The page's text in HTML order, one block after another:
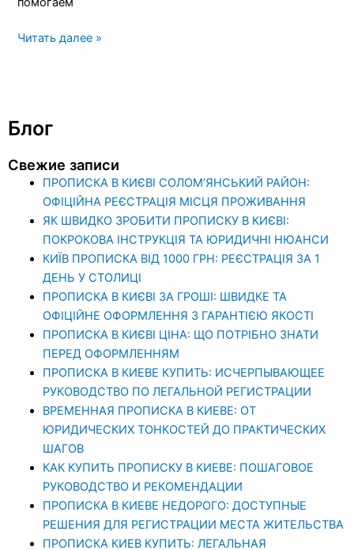
Читать далее »
Блог
Свежие записи
ПРОПИСКА В КИЄВІ СОЛОМ’ЯНСЬКИЙ РАЙОН:
ОФІЦІЙНА РЕЄСТРАЦІЯ МІСЦЯ ПРОЖИВАННЯ
ЯК ШВИДКО ЗРОБИТИ ПРОПИСКУ В КИЄВІ:
ПОКРОКОВА ІНСТРУКЦІЯ ТА ЮРИДИЧНІ НЮАНСИ
КИЇВ ПРОПИСКА ВІД 1000 ГРН: РЕЄСТРАЦІЯ ЗА 1
ДЕНЬ У СТОЛИЦІ
ПРОПИСКА В КИЄВІ ЗА ГРОШІ: ШВИДКЕ ТА
ОФІЦІЙНЕ ОФОРМЛЕННЯ З ГАРАНТІЄЮ ЯКОСТІ
ПРОПИСКА В КИЄВІ ЦІНА: ЩО ПОТРІБНО ЗНАТИ
ПЕРЕД ОФОРМЛЕННЯМ
ПРОПИСКА В КИЕВЕ КУПИТЬ: ИСЧЕРПЫВАЮЩЕЕ
РУКОВОДСТВО ПО ЛЕГАЛЬНОЙ РЕГИСТРАЦИИ
ВРЕМЕННАЯ ПРОПИСКА В КИЕВЕ: ОТ
ЮРИДИЧЕСКИХ ТОНКОСТЕЙ ДО ПРАКТИЧЕСКИХ
ШАГОВ
КАК КУПИТЬ ПРОПИСКУ В КИЕВЕ: ПОШАГОВОЕ
РУКОВОДСТВО И РЕКОМЕНДАЦИИ
ПРОПИСКА В КИЕВЕ НЕДОРОГО: ДОСТУПНЫЕ
РЕШЕНИЯ ДЛЯ РЕГИСТРАЦИИ МЕСТА ЖИТЕЛЬСТВА
ПРОПИСКА КИЕВ КУПИТЬ: ЛЕГАЛЬНАЯ